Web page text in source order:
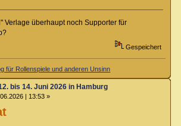
Verlage überhaupt noch Supporter für
Gespeichert
für Rollenspiele und anderen Unsinn
bis 14. Juni 2026 in Hamburg
| 13:53 »